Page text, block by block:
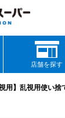
店舗を探す
視用】乱視用使い